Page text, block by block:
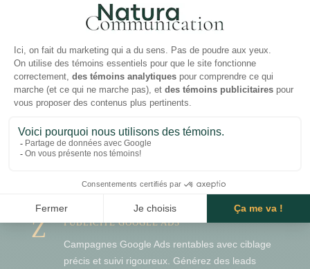
NOS RÉALISATIONS
Z RÉFÉRENCEMENT NATUREL (SEO)
Optimisation complète de votre site pour Google
: mots-clés stratégiques, SEO technique,
Z PUBLICITÉ GOOGLE ADS
Campagnes Google Ads rentables avec ciblage
précis et suivi rigoureux. Générez des leads